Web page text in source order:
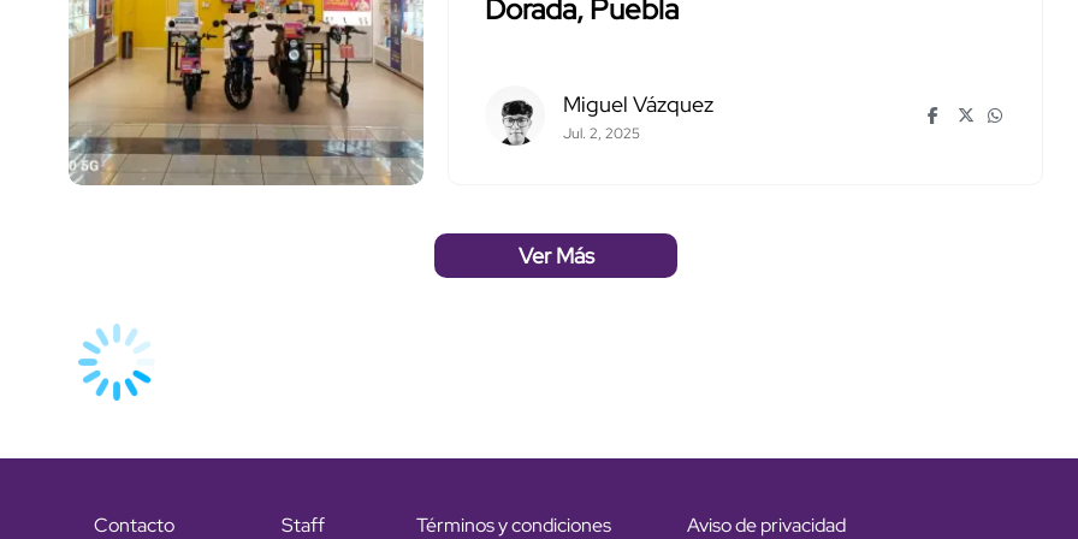
Dorada, Puebla
Miguel Vázquez
Jul. 2, 2025
Ver Más
Contacto Staff Términos y condiciones Aviso de privacidad